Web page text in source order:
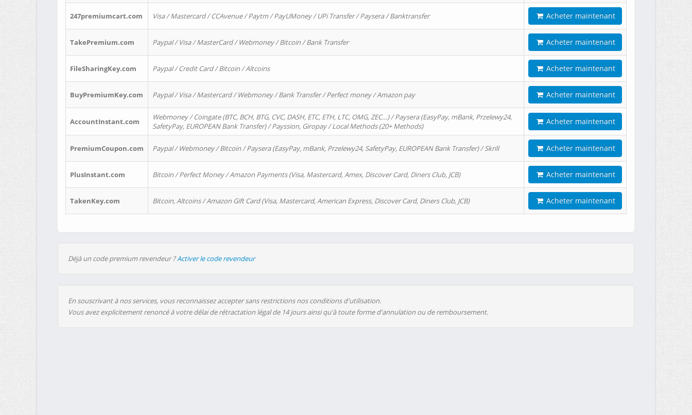
247premiumcart.com Visa / Mastercard / CCAvenue / Paytm / PayUMoney / UPi Transfer / Paysera / Banktransfer Acheter maintenant
TakePremium.com Paypal / Visa / MasterCard / Webmoney / Bitcoin / Bank Transfer Acheter maintenant
FileSharingKey.com Paypal / Credit Card / Bitcoin / Altcoins Acheter maintenant
BuyPremiumKey.com Paypal / Visa / Mastercard / Webmoney / Bank Transfer / Perfect money / Amazon pay Acheter maintenant
AccountInstant.com
Webmoney / Coingate (BTC, BCH, BTG, CVC, DASH, ETC, ETH, LTC, OMG, ZEC…) / Paysera (EasyPay, mBank, Przelewy24,
SafetyPay, EUROPEAN Bank Transfer) / Payssion, Giropay / Local Methods (20+ Methods)
Acheter maintenant
PremiumCoupon.com Paypal / Webmoney / Bitcoin / Paysera (EasyPay, mBank, Przelewy24, SafetyPay, EUROPEAN Bank Transfer) / Skrill Acheter maintenant
PlusInstant.com Bitcoin / Perfect Money / Amazon Payments (Visa, Mastercard, Amex, Discover Card, Diners Club, JCB) Acheter maintenant
TakenKey.com Bitcoin, Altcoins / Amazon Gift Card (Visa, Mastercard, American Express, Discover Card, Diners Club, JCB) Acheter maintenant
Déjà un code premium revendeur ?Activer le code revendeur
En souscrivant à nos services, vous reconnaissez accepter sans restrictions nos conditions d'utilisation.
Vous avez explicitement renoncé à votre délai de rétractation légal de 14 jours ainsi qu'à toute forme d'annulation ou de remboursement.